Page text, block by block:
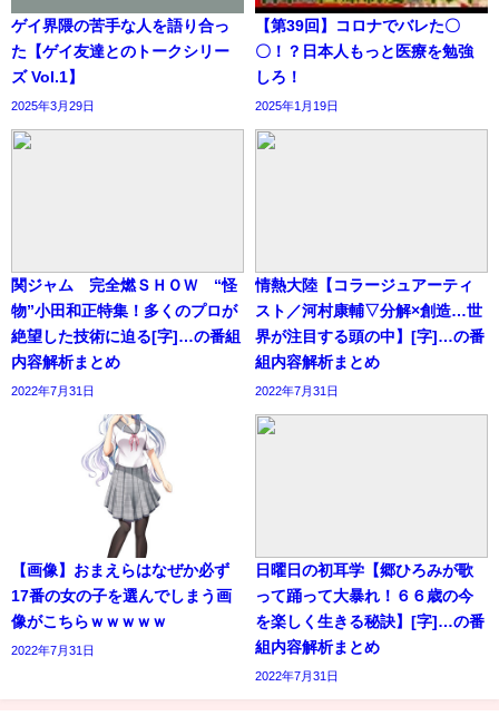
ゲイ界隈の苦手な人を語り合っ
た【ゲイ友達とのトークシリー
ズ Vol.1】
2025年3月29日
【第39回】コロナでバレた〇
〇！？日本人もっと医療を勉強
しろ！
2025年1月19日
関ジャム 完全燃ＳＨＯＷ “怪
物”小田和正特集！多くのプロが
絶望した技術に迫る[字]…の番組
内容解析まとめ
2022年7月31日
情熱大陸【コラージュアーティ
スト／河村康輔▽分解×創造…世
界が注目する頭の中】[字]…の番
組内容解析まとめ
2022年7月31日
【画像】おまえらはなぜか必ず
17番の女の子を選んでしまう画
像がこちらｗｗｗｗｗ
2022年7月31日
日曜日の初耳学【郷ひろみが歌
って踊って大暴れ！６６歳の今
を楽しく生きる秘訣】[字]…の番
組内容解析まとめ
2022年7月31日